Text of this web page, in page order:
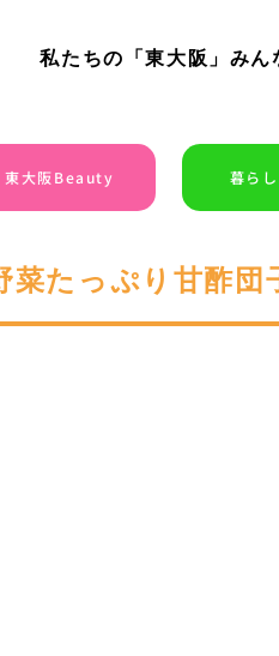
私たちの「東大阪」みん
東大阪Beauty 暮ら
菜たっぷり甘酢団